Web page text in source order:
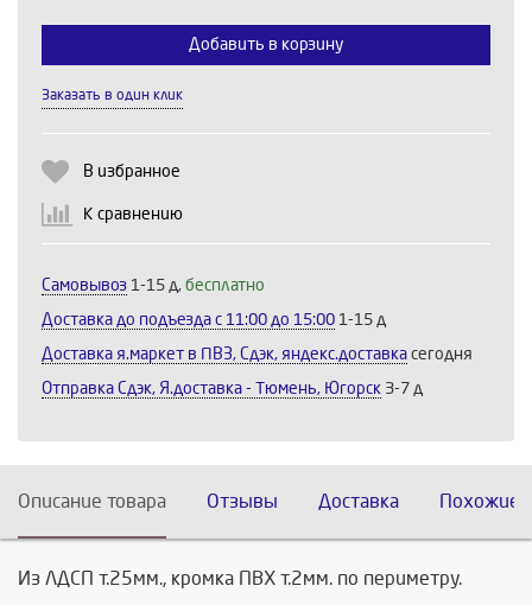
Добавить в корзину
Заказать в один клик
В избранное
К сравнению
Самовывоз 1-15 д, бесплатно
Доставка до подъезда c 11:00 до 15:00 1-15 д
Доставка я.маркет в ПВЗ, Сдэк, яндекс.доставка сегодня
Отправка Сдэк, Я.доставка - Тюмень, Югорск 3-7 д
Описание товара Отзывы Доставка Похожие
Из ЛДСП т.25мм., кромка ПВХ т.2мм. по периметру.